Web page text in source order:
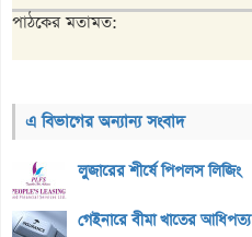
পাঠকের মতামত:
এ বিভাগের অন্যান্য সংবাদ
লুজারের শীর্ষে পিপলস লিজিং
গেইনারে বীমা খাতের আধিপত্য